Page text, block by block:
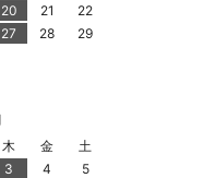
20 21
22
27 28
29
木 金
土
3 4
5